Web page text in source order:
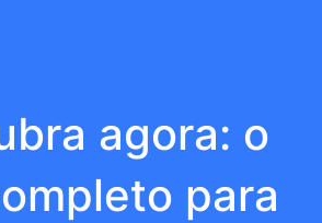
agora: o
para